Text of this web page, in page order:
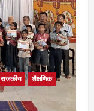
राजकीय
शैक्षणिक